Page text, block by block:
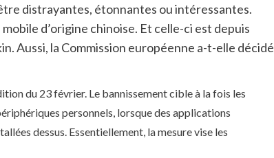
distrayantes, étonnantes ou intéressantes.
d’origine chinoise. Et celle-ci est depuis
Aussi, la Commission européenne a-t-elle décidé
du 23 février. Le bannissement cible à la fois les
personnels, lorsque des applications
dessus. Essentiellement, la mesure vise les